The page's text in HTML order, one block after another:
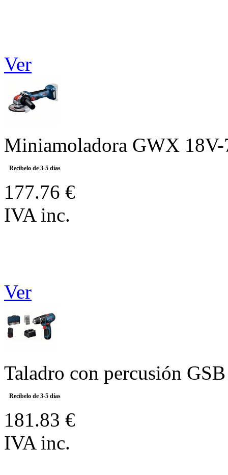
Ver
Miniamoladora GWX 18V-
Recíbelo de 3-5 días
177.76 €
IVA inc.
Ver
Taladro con percusión
Recíbelo de 3-5 días
181.83 €
IVA inc.